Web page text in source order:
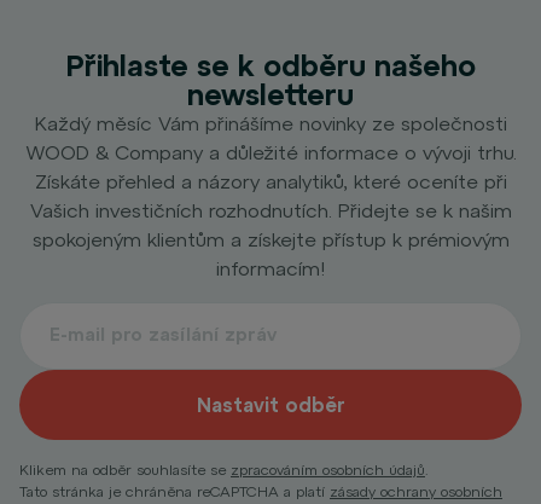
Přihlaste se k odběru našeho
newsletteru
Každý měsíc Vám přinášíme novinky ze společnosti
WOOD & Company a důležité informace o vývoji trhu.
Získáte přehled a názory analytiků, které oceníte při
Vašich investičních rozhodnutích. Přidejte se k našim
spokojeným klientům a získejte přístup k prémiovým
informacím!
Nastavit odběr
Klikem na odběr souhlasíte se zpracováním osobních údajů.
Tato stránka je chráněna reCAPTCHA a platí zásady ochrany osobních